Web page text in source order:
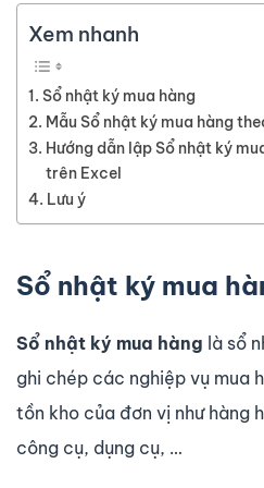
Xem nhanh
Sổ nhật ký mua hàng
Mẫu Sổ nhật ký mua hàng
Hướng dẫn lập Sổ nhật ký
trên Excel
Lưu ý
Sổ nhật ký mua
Sổ nhật ký mua hàng là sổ
ghi chép các nghiệp vụ mua
tồn kho của đơn vị như hàng
công cụ, dụng cụ, …